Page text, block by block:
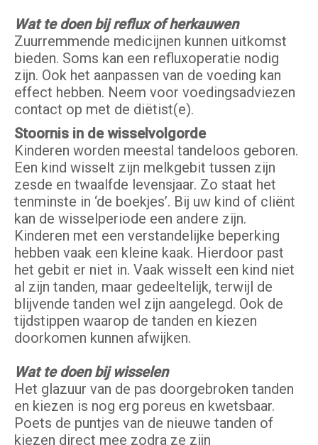
Wat te doen bij reflux of herkauwen
Zuurremmende medicijnen kunnen uitkomst
bieden. Soms kan een refluxoperatie nodig
zijn. Ook het aanpassen van de voeding kan
effect hebben. Neem voor voedingsadviezen
contact op met de diëtist(e).
Stoornis in de wisselvolgorde
Kinderen worden meestal tandeloos geboren.
Een kind wisselt zijn melkgebit tussen zijn
zesde en twaalfde levensjaar. Zo staat het
tenminste in ‘de boekjes’. Bij uw kind of cliënt
kan de wisselperiode een andere zijn.
Kinderen met een verstandelijke beperking
hebben vaak een kleine kaak. Hierdoor past
het gebit er niet in. Vaak wisselt een kind niet
al zijn tanden, maar gedeeltelijk, terwijl de
blijvende tanden wel zijn aangelegd. Ook de
tijdstippen waarop de tanden en kiezen
doorkomen kunnen afwijken.
Wat te doen bij wisselen
Het glazuur van de pas doorgebroken tanden
en kiezen is nog erg poreus en kwetsbaar.
Poets de puntjes van de nieuwe tanden of
kiezen direct mee zodra ze zijn